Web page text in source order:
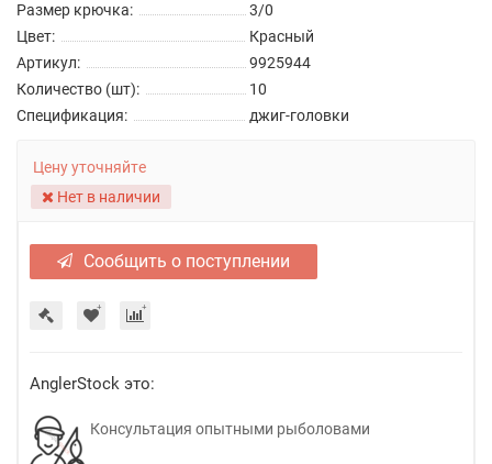
Размер крючка:
3/0
Цвет:
Красный
Артикул:
9925944
Количество (шт):
10
Спецификация:
джиг-головки
Цену уточняйте
Нет в наличии
Сообщить о поступлении
AnglerStock это:
Консультация опытными рыболовами